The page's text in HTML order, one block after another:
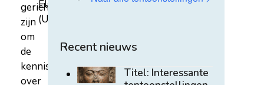
Recent nieuws
Titel: Interessante
gericht
zijn
om
de
kennis
over
Elst
(U)